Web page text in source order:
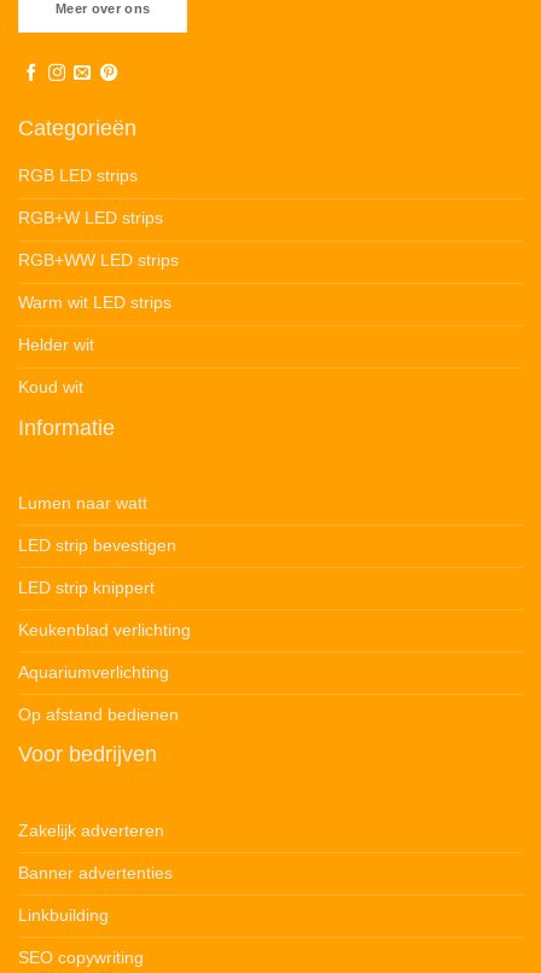
Meer over ons
Categorieën
RGB LED strips
RGB+W LED strips
RGB+WW LED strips
Warm wit LED strips
Helder wit
Koud wit
Informatie
Lumen naar watt
LED strip bevestigen
LED strip knippert
Keukenblad verlichting
Aquariumverlichting
Op afstand bedienen
Voor bedrijven
Zakelijk adverteren
Banner advertenties
Linkbuilding
SEO copywriting